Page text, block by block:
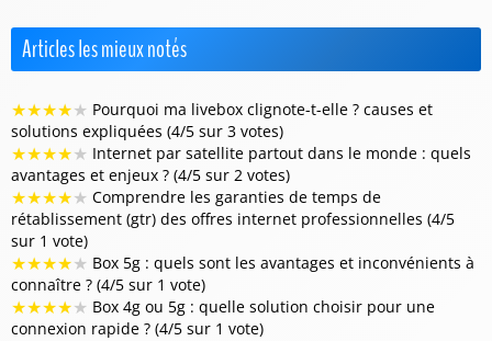
Articles les mieux notés
★★★★★ Pourquoi ma livebox clignote-t-elle ? causes et
solutions expliquées (4/5 sur 3 votes)
★★★★★ Internet par satellite partout dans le monde : quels
avantages et enjeux ? (4/5 sur 2 votes)
★★★★★ Comprendre les garanties de temps de
rétablissement (gtr) des offres internet professionnelles (4/5
sur 1 vote)
★★★★★ Box 5g : quels sont les avantages et inconvénients à
connaître ? (4/5 sur 1 vote)
★★★★★ Box 4g ou 5g : quelle solution choisir pour une
connexion rapide ? (4/5 sur 1 vote)